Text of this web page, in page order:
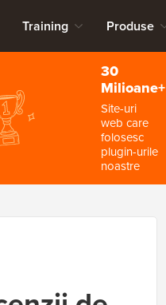
Training Produse
30
Milioane+
Site-uri
web care
folosesc
plugin-urile
noastre